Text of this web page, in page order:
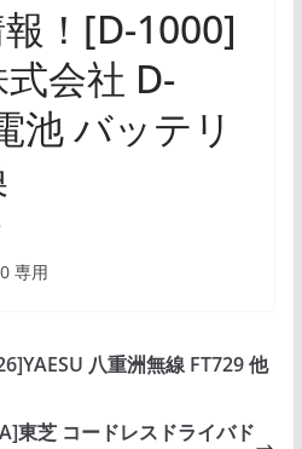
！[D-1000]
会社 D-
池 バッテリ
専用
八重洲無線 FT729 他
東芝 コードレスドライバド